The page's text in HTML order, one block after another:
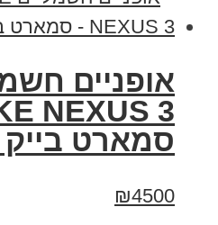
סמארט בייק
₪4500